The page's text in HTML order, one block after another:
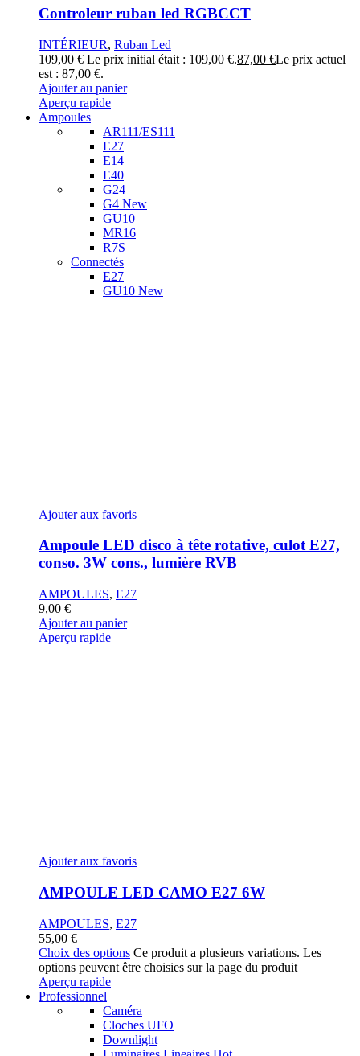
Controleur ruban led RGBCCT
INTÉRIEUR, Ruban Led
109,00€ Le prix initial était : 109,00 €.87,00 €Le prix actuel
est : 87,00 €.
Ajouter au panier
Aperçu rapide
Ampoules
AR111/ES111
E27
E14
E40
G24
G4 New
GU10
MR16
R7S
Connectés
E27
GU10 New
Ajouter aux favoris
Ampoule LED disco à tête rotative, culot E27,
conso. 3W cons., lumière RVB
AMPOULES, E27
9,00 €
Ajouter au panier
Aperçu rapide
Ajouter aux favoris
AMPOULE LED CAMO E27 6W
AMPOULES, E27
55,00 €
Choix des options Ce produit a plusieurs variations. Les
options peuvent être choisies sur la page du produit
Aperçu rapide
Professionnel
Caméra
Cloches UFO
Downlight